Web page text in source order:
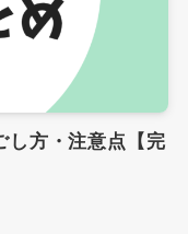
し方・注意点【完